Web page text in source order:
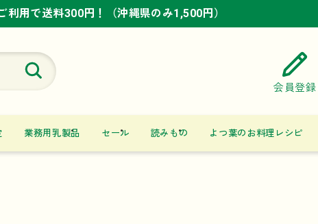
利用で送料300円！（沖縄県のみ1,500円）
利用で送料300円！（沖縄県のみ1,500円）
利用で送料300円！（沖縄県のみ1,500円）
会員登録
業務用乳製品 セール 読みもの よつ葉のお料理レシピ